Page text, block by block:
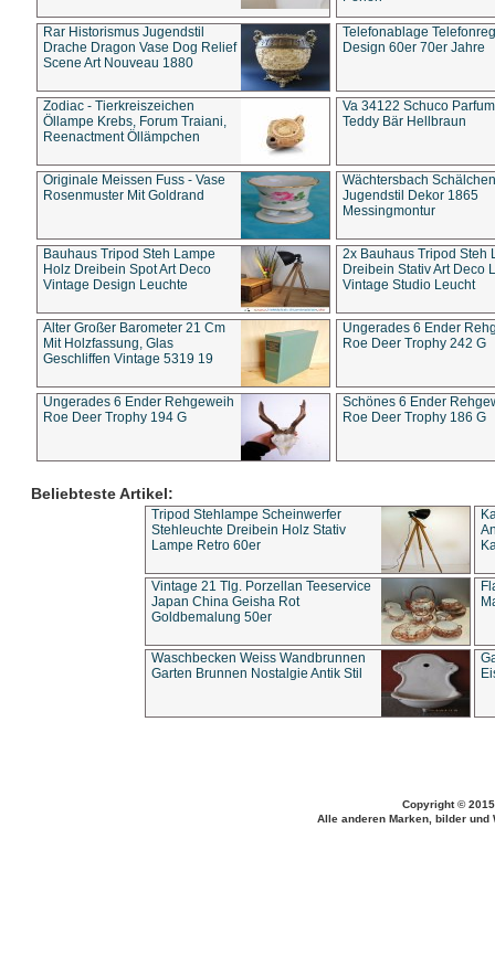
Rar Historismus Jugendstil
Drache Dragon Vase Dog Relief
Scene Art Nouveau 1880
Telefonablage
Design 60er 70er Jahre
Zodiac - Tierkreiszeichen
Öllampe Krebs, Forum Traiani,
Reenactment Öllämpchen
Va 34122 Schuco
Teddy Bär Hellbraun
Originale Meissen Fuss - Vase
Rosenmuster Mit Goldrand
Wächtersbach Schälchen
Jugendstil Dekor 1865
Messingmontur
Bauhaus Tripod Steh Lampe
Holz Dreibein Spot Art Deco
Vintage Design Leuchte
2x Bauhaus Tripod Steh
Dreibein Stativ Art Deco
Vintage Studio Leucht
Alter Großer Barometer 21 Cm
Mit Holzfassung, Glas
Geschliffen Vintage 5319 19
Ungerades 6 Ender
Roe Deer Trophy 242 G
Ungerades 6 Ender Rehgeweih
Roe Deer Trophy 194 G
Schönes 6 Ender
Roe Deer Trophy 186 G
Beliebteste Artikel:
Tripod Stehlampe Scheinwerfer
Stehleuchte Dreibein Holz Stativ
Lampe Retro 60er
Vintage 21 Tlg. Porzellan Teeservice
Japan China Geisha Rot
Goldbemalung 50er
Waschbecken Weiss Wandbrunnen
Garten Brunnen Nostalgie Antik Stil
Copyright ©
Alle anderen Marken, bilder und